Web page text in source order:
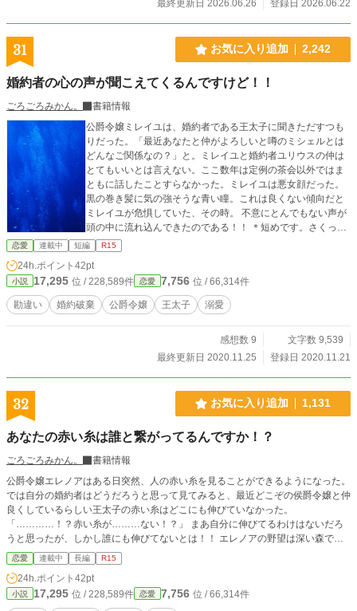
最終更新日 2026.06.26
登録日 2026.06.22
31 お気に入り追加 2,242
婚約者の心の声が聞こえてくるんですけど！！
ごろごろみかん。
書籍情報
公爵令嬢ミレイユは、婚約者である王太子に聞きただすつも
りだった。「最近あなたと仲がよろしいと噂のミシェルとは
どんなご関係なの？」と。ミレイユと婚約者ユリウスの仲は
とてもいいとは言えない。ここ数年は定例の茶会以外ではま
ともに話したことすらなかった。ミレイユは悪女顔だった。
黒の巻き髪に気の強そうな青い瞳。これは良くない傾向だと
ミレイユが危惧していた、その時。 不意にとんでもない声が
頭の中に流れ込んできたのである！！ ＊短めです。さくっと
終わる
恋愛 連載中 短編 R15
24h.ポイント 42pt
小説 17,295 位 / 228,589件 恋愛 7,756 位 / 66,314件
勘違い 婚約破棄 公爵令嬢 王太子 溺愛
感想数 9
文字数 9,539
最終更新日 2020.11.25
登録日 2020.11.21
32 お気に入り追加 1,131
あなたの赤い糸は誰と繋がってるんですか！？
ごろごろみかん。
書籍情報
公爵令嬢エレノアはある日突然、人の赤い糸を見ることができるようになった。
では自分の婚約者はどうだろうと思って見てみると、最近どこぞの侯爵令嬢と仲
良くしているらしい王太子の赤い糸はどこにも伸びていなかった。
「…………！？赤い糸が………ない！？」 まあ自分に伸びてるわけはないだろ
うと思ったが、しかし誰にも伸びてないとは！！ エレノアの野望は深い森でひ
っそり暮らす自給自足生活である。貴族社会から逃げ出す手がかりになるかもし
れないとエレノアは考え、王太子と侯爵令嬢の恋を(勝手に)応援することにし
た！ ＊これは勘違い&暴走した公爵令嬢エレノアが王太子の赤い糸を探すだけの
お話です。ラブコメディ
恋愛 連載中 長編 R15
24h.ポイント 42pt
小説 17,295 位 / 228,589件 恋愛 7,756 位 / 66,314件